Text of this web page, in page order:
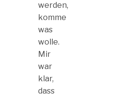
werden,
komme
was
wolle.
Mir
war
klar,
dass